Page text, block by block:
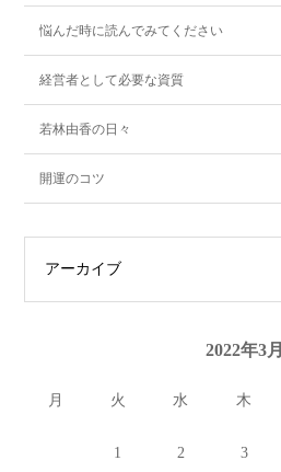
悩んだ時に読んでみてください
経営者として必要な資質
若林由香の日々
開運のコツ
2022年3月
月 火 水 木
1 2 3